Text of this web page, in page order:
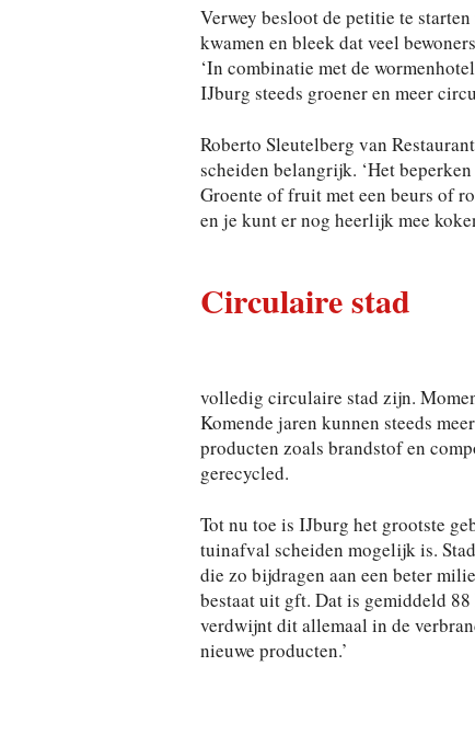
Verwey besloot de petitie te
kwamen en bleek dat veel
‘In combinatie met de
IJburg steeds groener en meer
Roberto Sleutelberg van
scheiden belangrijk. ‘Het
Groente of fruit met een beurs of
en je kunt er nog heerlijk mee
Circulaire stad
volledig circulaire stad zijn.
Komende jaren kunnen steeds
producten zoals brandstof en
gerecycled.
Tot nu toe is IJburg het grootste
tuinafval scheiden mogelijk is.
die zo bijdragen aan een beter
bestaat uit gft. Dat is gemiddeld
verdwijnt dit allemaal in de
nieuwe producten.’